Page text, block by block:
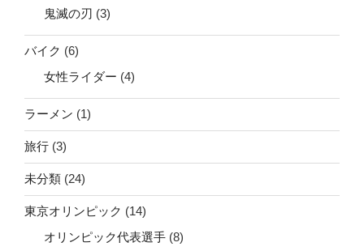
鬼滅の刃 (3)
バイク (6)
女性ライダー (4)
ラーメン (1)
旅行 (3)
未分類 (24)
東京オリンピック (14)
オリンピック代表選手 (8)